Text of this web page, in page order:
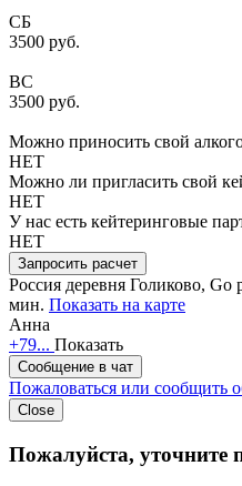
СБ
3500 руб.
ВС
3500 руб.
Можно приносить свой
НЕТ
Можно ли пригласить свой
НЕТ
У нас есть кейтеринговые
НЕТ
Запросить расчет
Россия деревня Голиково, Go
мин. Показать на карте
Анна
+79... Показать
Сообщение в чат
Пожаловаться или сообщить
Close
Пожалуйста, уточните